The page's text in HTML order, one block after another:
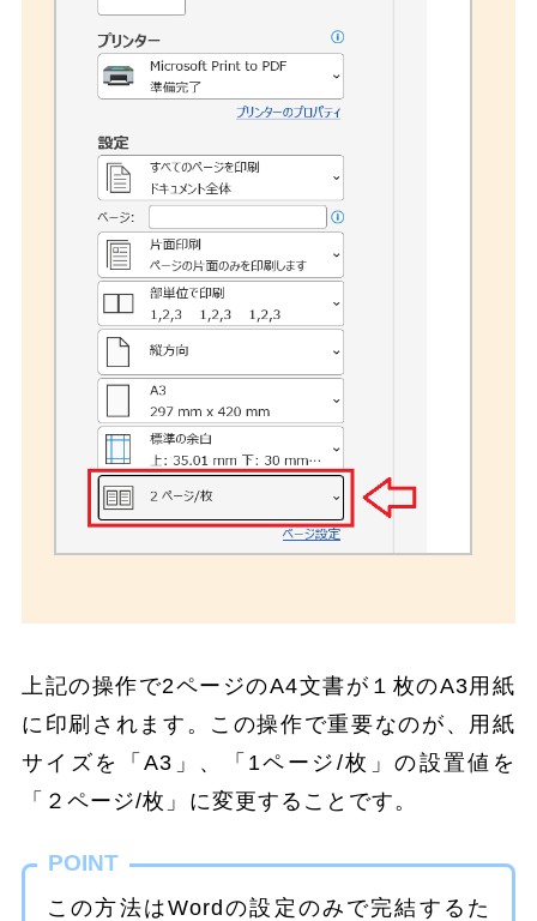
上記の操作で2ページのA4文書が１枚のA3用紙
に印刷されます。この操作で重要なのが、用紙
サイズを「A3」、「1ページ/枚」の設置値を
「２ページ/枚」に変更することです。
POINT
この方法はWordの設定のみで完結するた